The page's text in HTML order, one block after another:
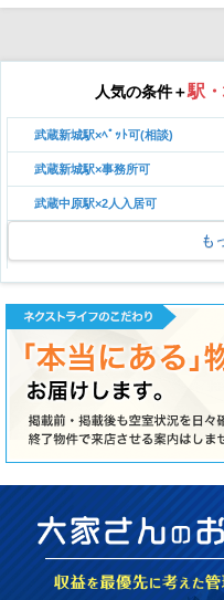
人気の条件＋駅
武蔵新城駅×ﾍﾟｯﾄ可(相談)
武蔵新城駅×事務所可
武蔵中原駅×2人入居可
も